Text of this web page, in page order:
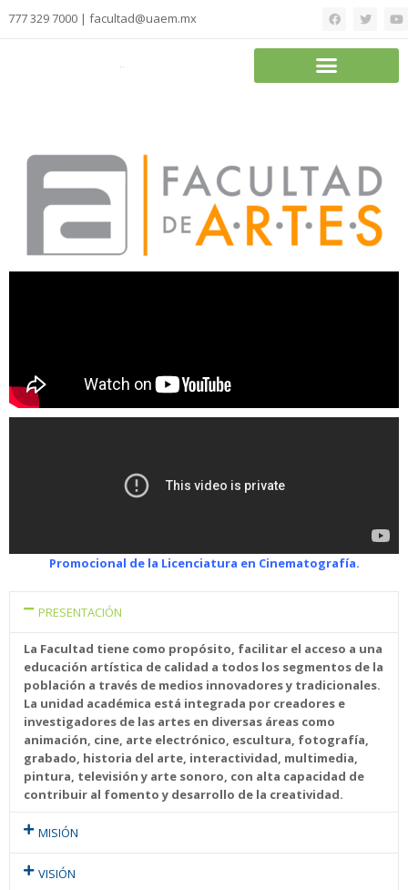
777 329 7000 | facultad@uaem.mx
Promocional de la Licenciatura en Cinematografía.
PRESENTACIÓN
La Facultad tiene como propósito, facilitar el acceso a una
educación artística de calidad a todos los segmentos de la
población a través de medios innovadores y tradicionales.
La unidad académica está integrada por creadores e
investigadores de las artes en diversas áreas como
animación, cine, arte electrónico, escultura, fotografía,
grabado, historia del arte, interactividad, multimedia,
pintura, televisión y arte sonoro, con alta capacidad de
contribuir al fomento y desarrollo de la creatividad.
MISIÓN
VISIÓN